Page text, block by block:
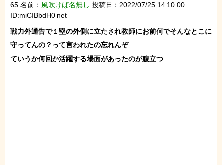
65 名前： 風吹けば名無し 投稿日：2022/07/25 14:10:00
ID:miCIBbdH0.net
戦力外通告で１塁の外側に立たされ教師にお前何でそんなとこに
守ってんの？って言われたの忘れんぞ
ていうか何回か活躍する場面があったのが腹立つ